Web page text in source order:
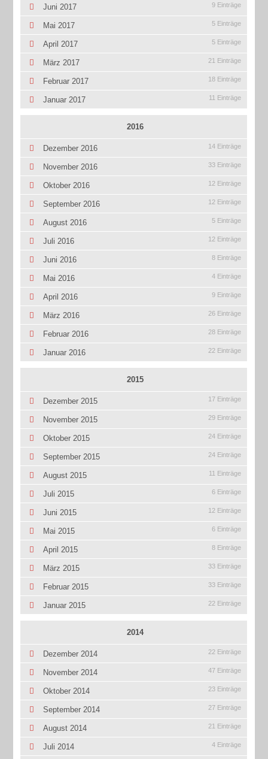
Juni 2017 9 Einträge
Mai 2017 5 Einträge
April 2017 5 Einträge
März 2017 21 Einträge
Februar 2017 18 Einträge
Januar 2017 11 Einträge
2016
Dezember 2016 14 Einträge
November 2016 33 Einträge
Oktober 2016 12 Einträge
September 2016 12 Einträge
August 2016 5 Einträge
Juli 2016 12 Einträge
Juni 2016 8 Einträge
Mai 2016 4 Einträge
April 2016 9 Einträge
März 2016 26 Einträge
Februar 2016 28 Einträge
Januar 2016 22 Einträge
2015
Dezember 2015 17 Einträge
November 2015 29 Einträge
Oktober 2015 24 Einträge
September 2015 24 Einträge
August 2015 11 Einträge
Juli 2015 6 Einträge
Juni 2015 12 Einträge
Mai 2015 6 Einträge
April 2015 8 Einträge
März 2015 33 Einträge
Februar 2015 33 Einträge
Januar 2015 22 Einträge
2014
Dezember 2014 22 Einträge
November 2014 47 Einträge
Oktober 2014 23 Einträge
September 2014 27 Einträge
August 2014 21 Einträge
Juli 2014 4 Einträge